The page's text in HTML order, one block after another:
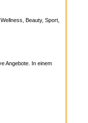
Beauty, Sport,
Angebote. In einem